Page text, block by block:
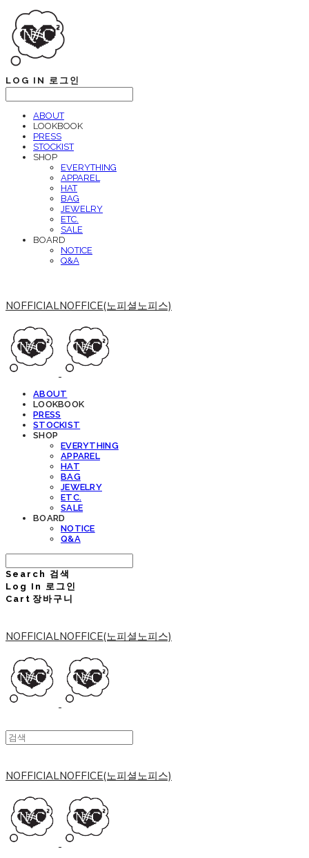
LOG IN 로그인
ABOUT
LOOKBOOK
PRESS
STOCKIST
SHOP
EVERYTHING
APPAREL
HAT
BAG
JEWELRY
ETC.
SALE
BOARD
NOTICE
Q&A
NOFFICIALNOFFICE(노피셜노피스)
ABOUT
LOOKBOOK
PRESS
STOCKIST
SHOP
EVERYTHING
APPAREL
HAT
BAG
JEWELRY
ETC.
SALE
BOARD
NOTICE
Q&A
Search 검색
Log In 로그인
Cart 장바구니
NOFFICIALNOFFICE(노피셜노피스)
NOFFICIALNOFFICE(노피셜노피스)